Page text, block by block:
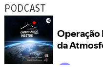
PODCAST